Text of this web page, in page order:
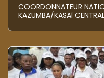
COORDONNATEUR
KAZUMBA/KASAÏ